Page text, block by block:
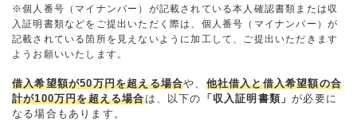
※個人番号（マイナンバー）が記載されている本人確認書類または収
入証明書類などをご提出いただく際は、個人番号（マイナンバー）が
記載されている箇所を見えないように加工して、ご提出いただきます
ようお願いいたします。
借入希望額が50万円を超える場合や、 他社借入と借入希望額の合
計が100万円を超える場合は、以下の 「収入証明書類」が必要に
なる場合もあります。